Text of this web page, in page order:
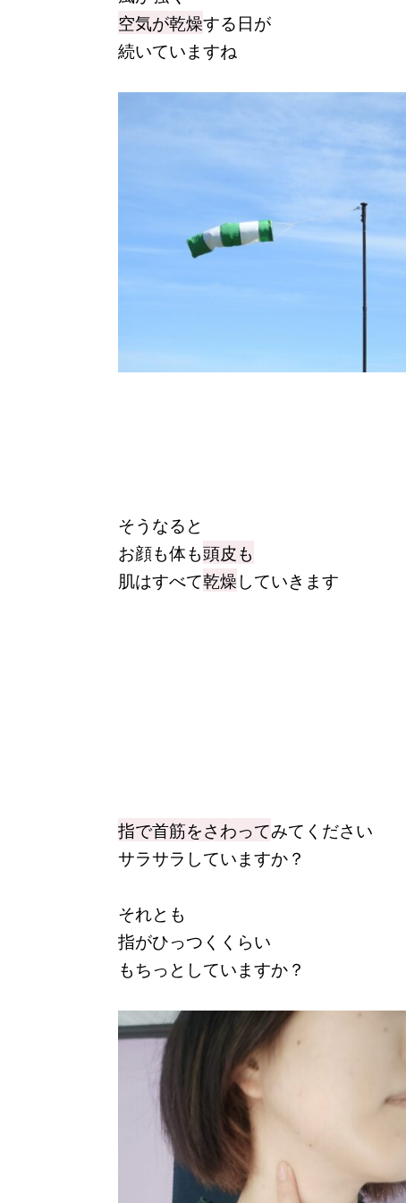
空気が乾燥する日が
続いていますね
そうなると
お顔も体も頭皮も
肌はすべて乾燥していきます
指で首筋をさわってみてください
サラサラしていますか？
それとも
指がひっつくくらい
もちっとしていますか？